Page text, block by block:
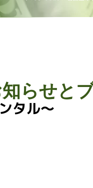
タル〜
らせとブ